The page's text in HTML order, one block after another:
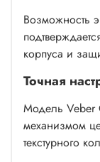
Возможность
корпуса и
Точная
Модель Veber
механизмом
текстурного